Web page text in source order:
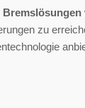
Bremslösungen
zu